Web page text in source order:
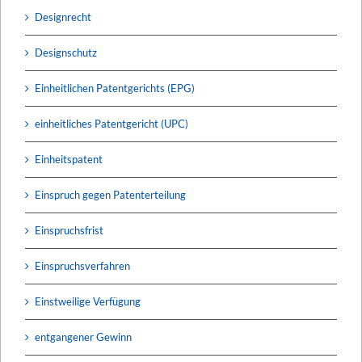
Designrecht
Designschutz
Einheitlichen Patentgerichts (EPG)
einheitliches Patentgericht (UPC)
Einheitspatent
Einspruch gegen Patenterteilung
Einspruchsfrist
Einspruchsverfahren
Einstweilige Verfügung
entgangener Gewinn